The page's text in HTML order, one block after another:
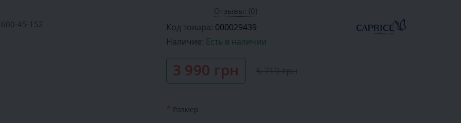
Отзывы: (0)
Код товара: 000029439
Наличие: Есть в наличии
3 990 грн
* Размер